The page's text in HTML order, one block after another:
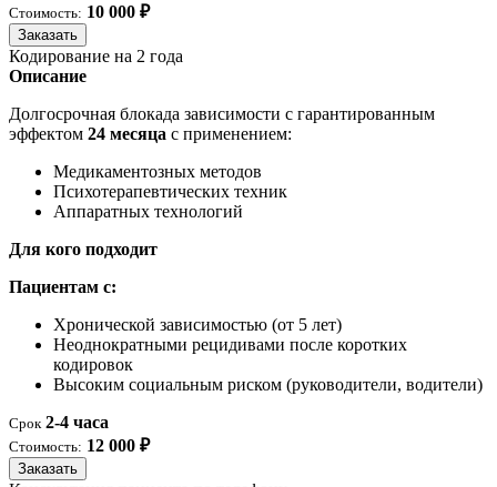
Стоимость: 10 000 ₽
Заказать
Кодирование на 2 года
Описание
Долгосрочная блокада зависимости с гарантированным
эффектом 24 месяца с применением:
Медикаментозных методов
Психотерапевтических техник
Аппаратных технологий
Для кого подходит
Пациентам с:
Хронической зависимостью (от 5 лет)
Неоднократными рецидивами после коротких
кодировок
Высоким социальным риском (руководители, водители)
Срок 2-4 часа
Стоимость: 12 000 ₽
Заказать